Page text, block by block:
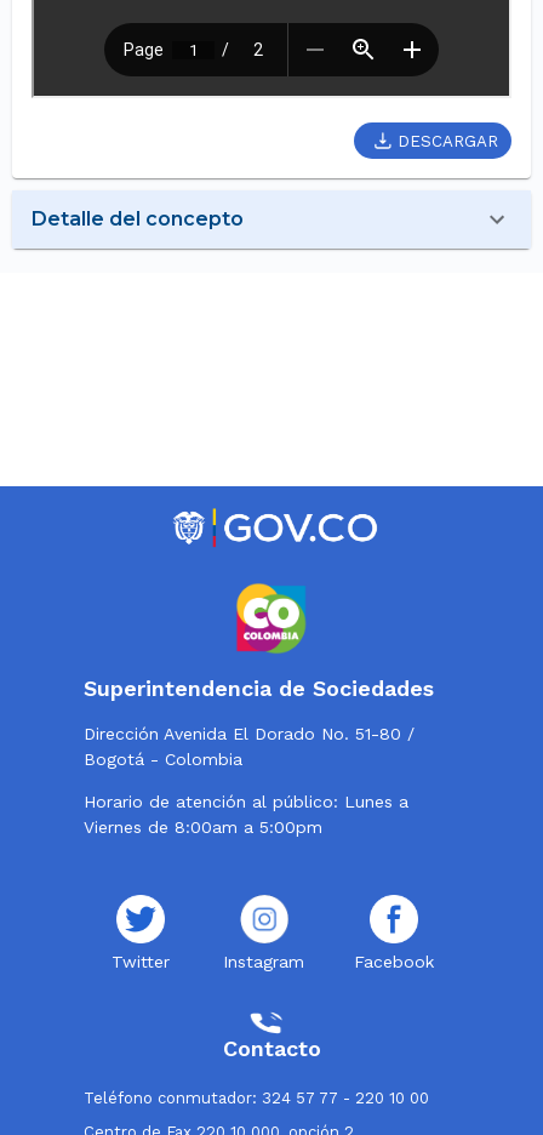
DESCARGAR
Detalle del concepto
Superintendencia de Sociedades
Dirección Avenida El Dorado No. 51-80 /
Bogotá - Colombia
Horario de atención al público: Lunes a
Viernes de 8:00am a 5:00pm
Twitter Instagram Facebook
Contacto
Teléfono conmutador: 324 57 77 - 220 10 00